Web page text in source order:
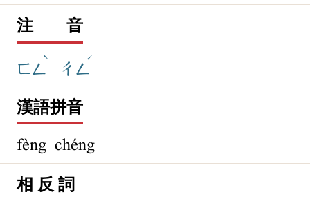
注 音
ㄈㄥ
ˋ
ㄔㄥ
ˊ
漢語拼音
fèng chéng
相 反 詞